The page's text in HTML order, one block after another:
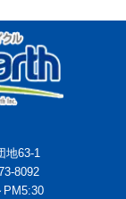
地63-1
8092
PM5:30